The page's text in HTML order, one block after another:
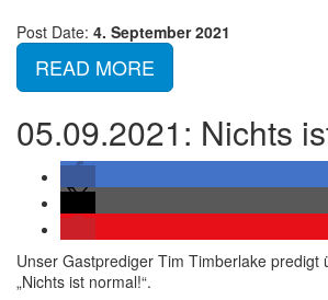
Post Date: 4. September 2021
READ MORE
05.09.2021: Nichts
Unser Gastprediger Tim Timberlake predigt
„Nichts ist normal!“.